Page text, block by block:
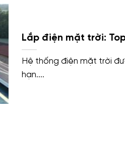
Lắp điện mặt trời:
Hệ thống điện mặt trời
hạn....